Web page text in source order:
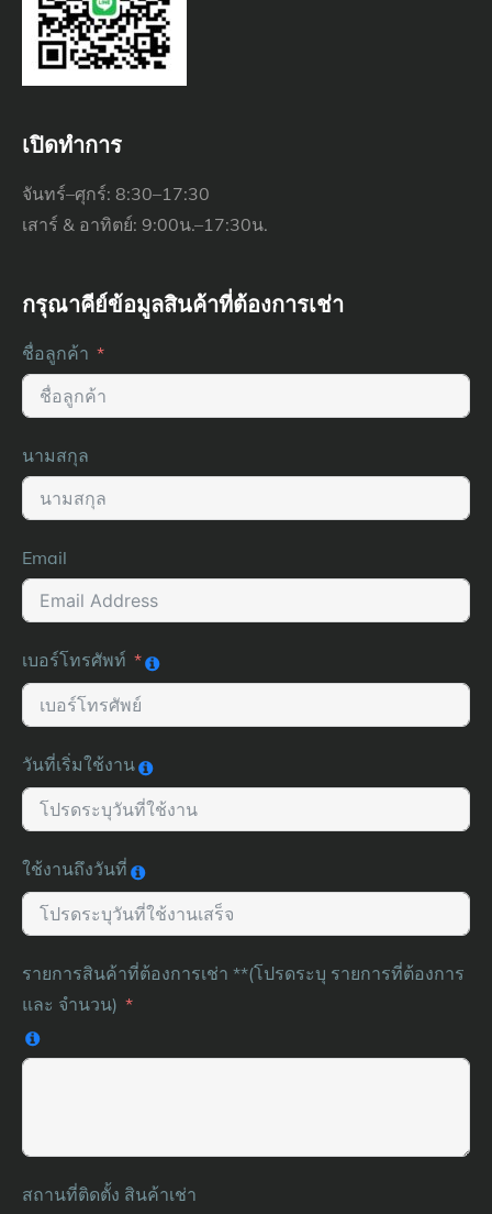
เปิดทำการ
จันทร์–ศุกร์: 8:30–17:30
เสาร์ & อาทิตย์: 9:00น.–17:30น.
กรุณาคีย์ข้อมูลสินค้าที่ต้องการเช่า
ชื่อลูกค้า
นามสกุล
Email
เบอร์โทรศัพท์
วันที่เริ่มใช้งาน
ใช้งานถึงวันที่
รายการสินค้าที่ต้องการเช่า **(โปรดระบุ รายการที่ต้องการ
และ จำนวน)
สถานที่ติดตั้ง สินค้าเช่า